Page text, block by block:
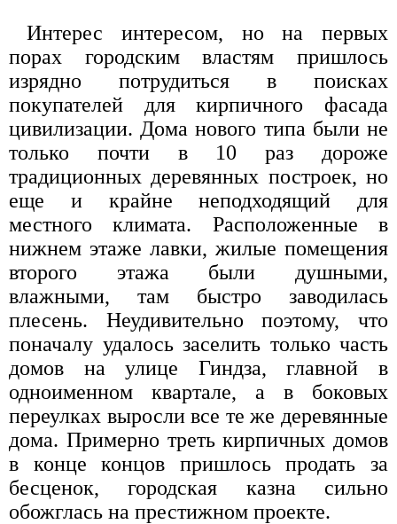
Интерес интересом, но на первых
порах городским властям пришлось
изрядно потрудиться в поисках
покупателей для кирпичного фасада
цивилизации. Дома нового типа были не
только почти в 10 раз дороже
традиционных деревянных построек, но
еще и крайне неподходящий для
местного климата. Расположенные в
нижнем этаже лавки, жилые помещения
второго этажа были душными,
влажными, там быстро заводилась
плесень. Неудивительно поэтому, что
поначалу удалось заселить только часть
домов на улице Гиндза, главной в
одноименном квартале, а в боковых
переулках выросли все те же деревянные
дома. Примерно треть кирпичных домов
в конце концов пришлось продать за
бесценок, городская казна сильно
обожглась на престижном проекте.